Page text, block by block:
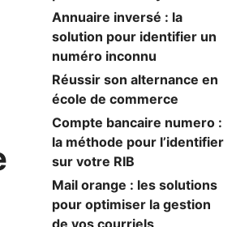
Annuaire inversé : la
solution pour identifier un
numéro inconnu
Réussir son alternance en
école de commerce
Compte bancaire numero :
la méthode pour l’identifier
sur votre RIB
Mail orange : les solutions
pour optimiser la gestion
de vos courriels